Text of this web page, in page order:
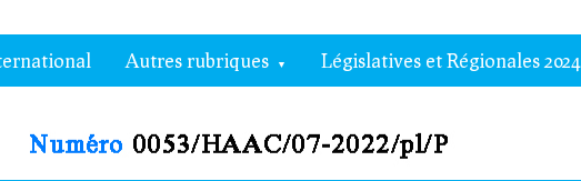
Autres rubriques Législatives et Régionales 2024